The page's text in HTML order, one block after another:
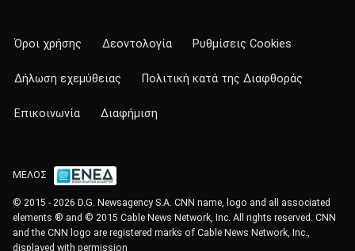
Όροι χρήσης Δεοντολογία Ρυθμίσεις Cookies
Δήλωση εχεμύθειας Πολιτική κατά της Διαφθοράς
Επικοινωνία Διαφήμιση
ΜΕΛΟΣ
© 2015 - 2026 D.G. Newsagency S.A. CNN name, logo and all associated
elements ® and © 2015 Cable News Network, Inc. All rights reserved. CNN
and the CNN logo are registered marks of Cable News Network, Inc.,
displayed with permission